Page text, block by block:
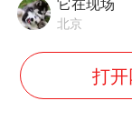
北京
打